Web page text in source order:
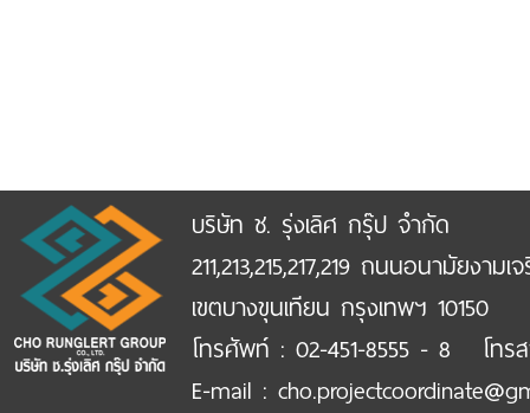
บริษัท ช. รุ่งเลิศ กรุ๊ป จำกัด
211,213,215,217,219 ถนนอนามัยงา
เขตบางขุนเทียน กรุงเทพฯ 10150
โทรศัพท์ : 02-451-8555 - 8 โทรส
E-mail :